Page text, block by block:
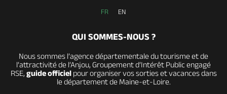
FR EN
QUI SOMMES-NOUS ?
Nous sommes l’agence départementale du tourisme et de
l’attractivité de l’Anjou, Groupement d’Intérêt Public engagé
RSE, guide officielpour organiser vos sorties et vacances dans
le département de Maine-et-Loire.